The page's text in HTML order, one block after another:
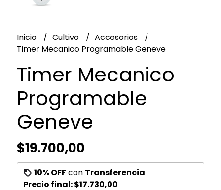
Inicio Cultivo
Accesorios
Timer Mecanico Programable Geneve
Timer Mecanico
Programable
Geneve
$19.700,00
10% OFFcon Transferencia
Precio final:$17.730,00